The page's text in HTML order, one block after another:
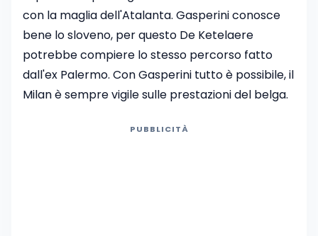
con la maglia dell'Atalanta. Gasperini conosce
bene lo sloveno, per questo De Ketelaere
potrebbe compiere lo stesso percorso fatto
dall'ex Palermo. Con Gasperini tutto è possibile, il
Milan è sempre vigile sulle prestazioni del belga.
PUBBLICITÀ